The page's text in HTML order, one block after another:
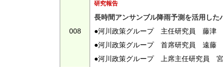
008
研究報告
長時間アンサンブル降雨予測を活用した
●河川政策グループ 主任研究員 藤津
●河川政策グループ 首席研究員 遠藤
●河川政策グループ 上席主任研究員